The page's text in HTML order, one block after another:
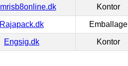
Kontor
Rajapack.dk Emballage
Engsig.dk Kontor